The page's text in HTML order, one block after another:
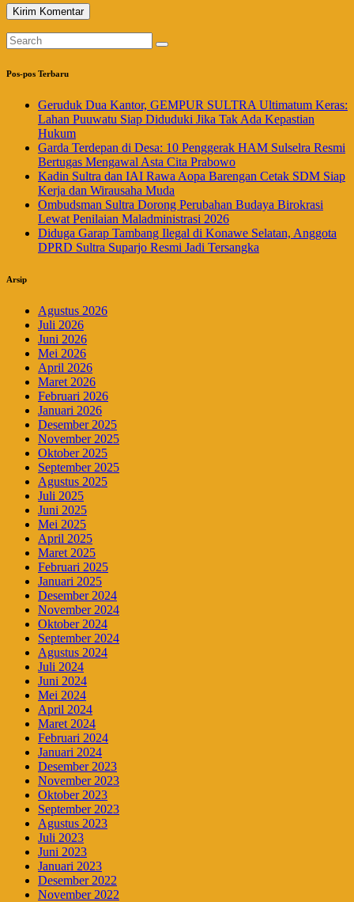
Pos-pos Terbaru
Geruduk Dua Kantor, GEMPUR SULTRA Ultimatum Keras:
Lahan Puuwatu Siap Diduduki Jika Tak Ada Kepastian
Hukum
Garda Terdepan di Desa: 10 Penggerak HAM Sulselra Resmi
Bertugas Mengawal Asta Cita Prabowo
Kadin Sultra dan IAI Rawa Aopa Barengan Cetak SDM Siap
Kerja dan Wirausaha Muda
Ombudsman Sultra Dorong Perubahan Budaya Birokrasi
Lewat Penilaian Maladministrasi 2026
Diduga Garap Tambang Ilegal di Konawe Selatan, Anggota
DPRD Sultra Suparjo Resmi Jadi Tersangka
Arsip
Agustus 2026
Juli 2026
Juni 2026
Mei 2026
April 2026
Maret 2026
Februari 2026
Januari 2026
Desember 2025
November 2025
Oktober 2025
September 2025
Agustus 2025
Juli 2025
Juni 2025
Mei 2025
April 2025
Maret 2025
Februari 2025
Januari 2025
Desember 2024
November 2024
Oktober 2024
September 2024
Agustus 2024
Juli 2024
Juni 2024
Mei 2024
April 2024
Maret 2024
Februari 2024
Januari 2024
Desember 2023
November 2023
Oktober 2023
September 2023
Agustus 2023
Juli 2023
Juni 2023
Januari 2023
Desember 2022
November 2022